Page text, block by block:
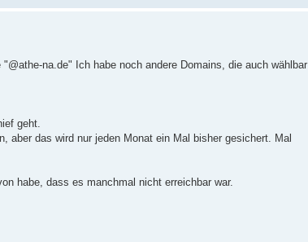
na.de" Ich habe noch andere Domains, die auch wählbar
geht.
aber das wird nur jeden Monat ein Mal bisher gesichert. Mal
habe, dass es manchmal nicht erreichbar war.